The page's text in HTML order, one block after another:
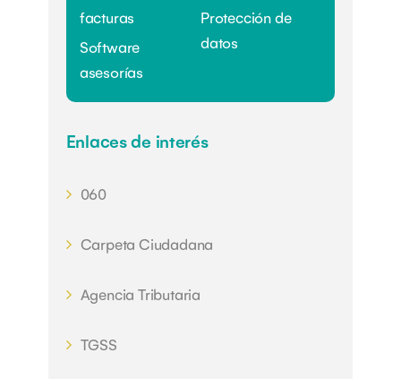
facturas
Software
asesorías
Protección de
datos
Enlaces de interés
060
Carpeta Ciudadana
Agencia Tributaria
TGSS